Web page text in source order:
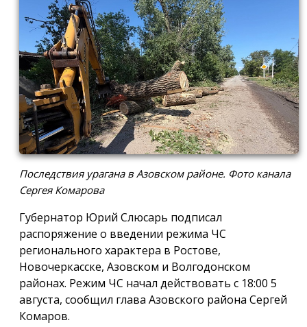
Последствия урагана в Азовском районе. Фото канала
Сергея Комарова
Губернатор Юрий Слюсарь подписал
распоряжение о введении режима ЧС
регионального характера в Ростове,
Новочеркасске, Азовском и Волгодонском
районах. Режим ЧС начал действовать с 18:00 5
августа, сообщил глава Азовского района Сергей
Комаров.